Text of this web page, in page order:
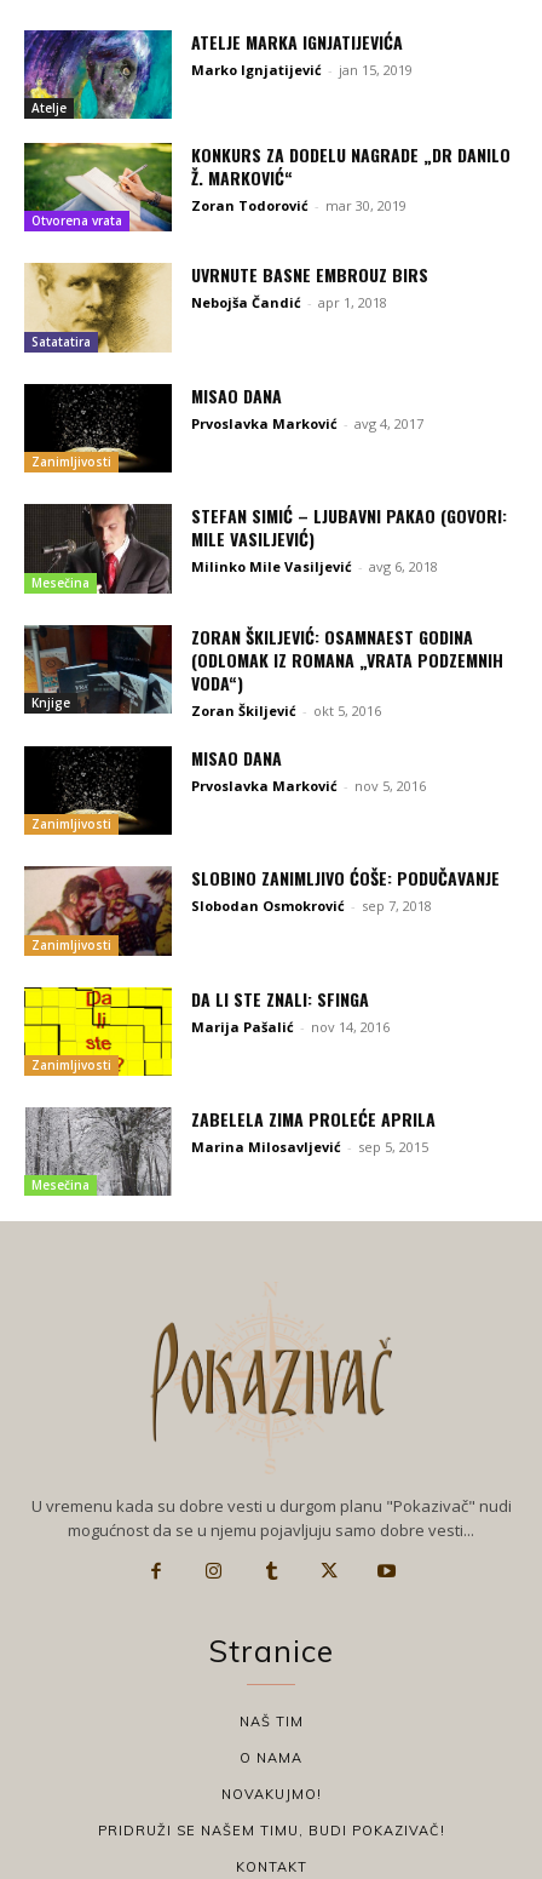
Atelje
ATELJE MARKA IGNJATIJEVIĆA
Marko Ignjatijević - jan 15, 2019
Otvorena vrata
KONKURS ZA DODELU NAGRADE „DR DANILO
Ž. MARKOVIĆ“
Zoran Todorović - mar 30, 2019
Satatatira
UVRNUTE BASNE EMBROUZ BIRS
Nebojša Čandić - apr 1, 2018
Zanimljivosti
MISAO DANA
Prvoslavka Marković - avg 4, 2017
Mesečina
STEFAN SIMIĆ – LJUBAVNI PAKAO (GOVORI:
MILE VASILJEVIĆ)
Milinko Mile Vasiljević - avg 6, 2018
Knjige
ZORAN ŠKILJEVIĆ: OSAMNAEST GODINA
(ODLOMAK IZ ROMANA „VRATA PODZEMNIH
VODA“)
Zoran Škiljević - okt 5, 2016
Zanimljivosti
MISAO DANA
Prvoslavka Marković - nov 5, 2016
Zanimljivosti
SLOBINO ZANIMLJIVO ĆOŠE: PODUČAVANJE
Slobodan Osmokrović - sep 7, 2018
Zanimljivosti
DA LI STE ZNALI: SFINGA
Marija Pašalić - nov 14, 2016
Mesečina
ZABELELA ZIMA PROLEĆE APRILA
Marina Milosavljević - sep 5, 2015
U vremenu kada su dobre vesti u durgom planu "Pokazivač" nudi
mogućnost da se u njemu pojavljuju samo dobre vesti...
Stranice
NAŠ TIM
O NAMA
NOVAKUJMO!
PRIDRUŽI SE NAŠEM TIMU, BUDI POKAZIVAČ!
KONTAKT